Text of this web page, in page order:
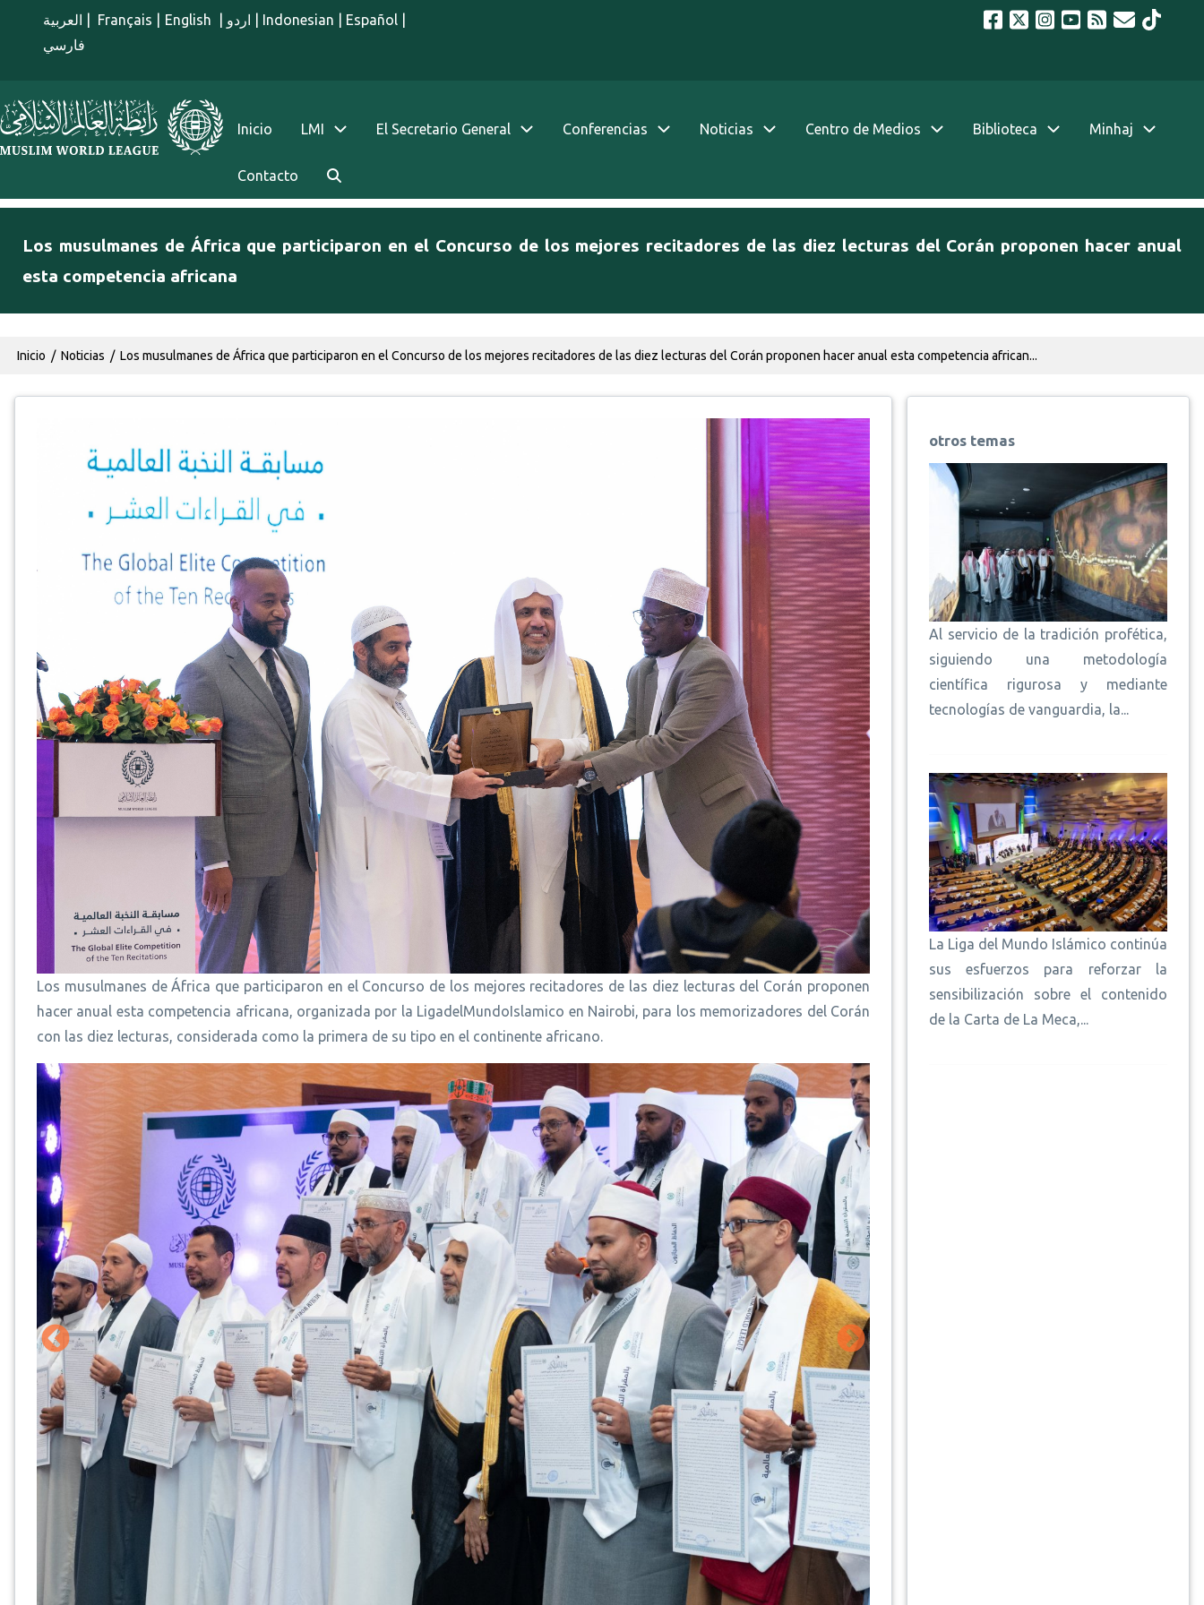
Pasar al contenido principal
العربية Français English اردو Indonesian Español
فارسي
menu spanish
Inicio LMI El Secretario General Conferencias Noticias Centro de Medios Biblioteca Minhaj
Contacto
Los musulmanes de África que participaron en el Concurso de los mejores recitadores de las diez lecturas del Corán proponen hacer anual
esta competencia africana
Ruta de navegación
Inicio Noticias Los musulmanes de África que participaron en el Concurso de los mejores recitadores de las diez lecturas del Corán proponen hacer anual esta competencia african...
Los musulmanes de África que participaron en el Concurso de los mejores recitadores de las diez lecturas del Corán proponen
hacer anual esta competencia africana, organizada por la LigadelMundoIslamico en Nairobi, para los memorizadores del Corán
con las diez lecturas, considerada como la primera de su tipo en el continente africano.
otros temas
Al servicio de la tradición profética,
siguiendo una metodología
científica rigurosa y mediante
tecnologías de vanguardia, la...
La Liga del Mundo Islámico continúa
sus esfuerzos para reforzar la
sensibilización sobre el contenido
de la Carta de La Meca,...